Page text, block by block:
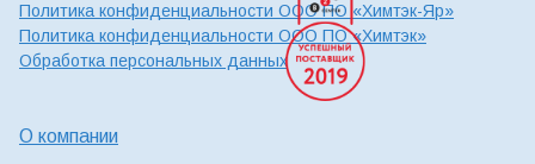
Политика конфиденциальности ООО ПО «Химтэк-Яр»
Политика конфиденциальности ООО ПО «Химтэк»
Обработка персональных данных
О компании